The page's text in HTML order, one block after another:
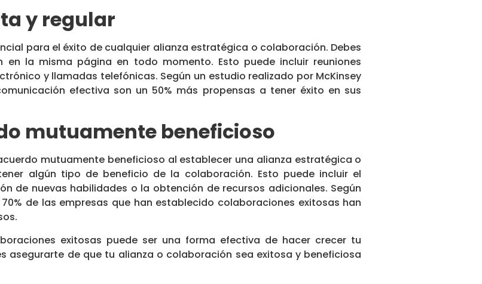
y regular
para el éxito de cualquier alianza estratégica o colaboración. Debes
la misma página en todo momento. Esto puede incluir reuniones
y llamadas telefónicas. Según un estudio realizado por McKinsey
efectiva son un 50% más propensas a tener éxito en sus
mutuamente beneficioso
mutuamente beneficioso al establecer una alianza estratégica o
algún tipo de beneficio de la colaboración. Esto puede incluir el
de nuevas habilidades o la obtención de recursos adicionales. Según
de las empresas que han establecido colaboraciones exitosas han
exitosas puede ser una forma efectiva de hacer crecer tu
asegurarte de que tu alianza o colaboración sea exitosa y beneficiosa